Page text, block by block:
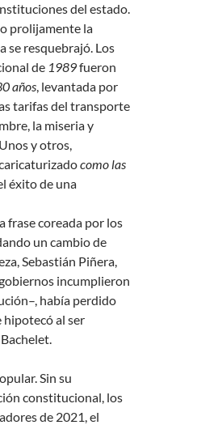
del estado.
prolijamente la
se resquebrajó. Los
de 1989fueron
años, levantada por
tarifas del transporte
la miseria y
y otros,
como las
éxito de una
frase coreada por los
un cambio de
Sebastián Piñera,
incumplieron
había perdido
hipotecó al ser
Sin su
constitucional, los
de 2021, el